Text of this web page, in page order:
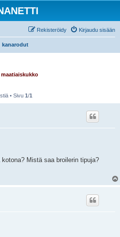
Kirjaudu sisään
Rekisteröidy
kanarodut
maatiaiskukko
• Sivu 1/1
Mistä saa broilerin tipuja?